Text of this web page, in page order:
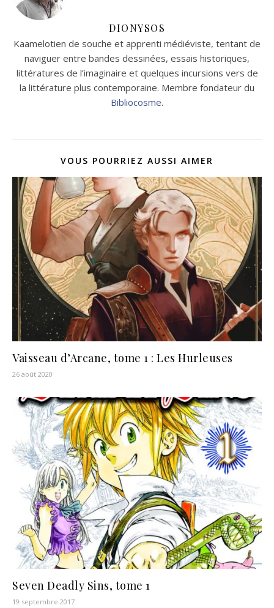
DIONYSOS
Kaamelotien de souche et apprenti médiéviste, tentant de
naviguer entre bandes dessinées, essais historiques,
littératures de l’imaginaire et quelques incursions vers de
la littérature plus contemporaine. Membre fondateur du
Bibliocosme.
VOUS POURRIEZ AUSSI AIMER
Vaisseau d’Arcane, tome 1 : Les Hurleuses
26 août 2020
Seven Deadly Sins, tome 1
19 septembre 2017